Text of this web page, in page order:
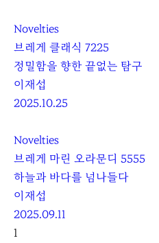
Novelties
브레게 클래식 7225
정밀함을 향한 끝없는 탐구
이재섭
2025.10.25
Novelties
브레게 마린 오라문디 5555
하늘과 바다를 넘나들다
이재섭
2025.09.11
처
뒤
1